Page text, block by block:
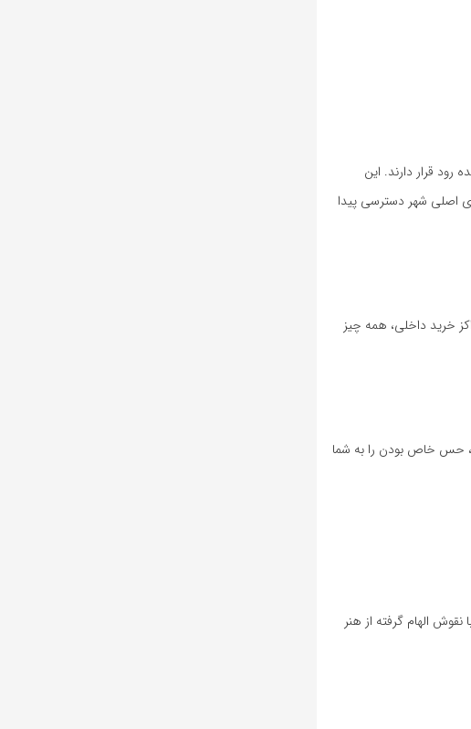
رود قرار دارند. این
اصلی شهر دسترسی پیدا
خرید داخلی، همه چیز
سریع، حس خاص بودن را به شما
الهام گرفته از هنر